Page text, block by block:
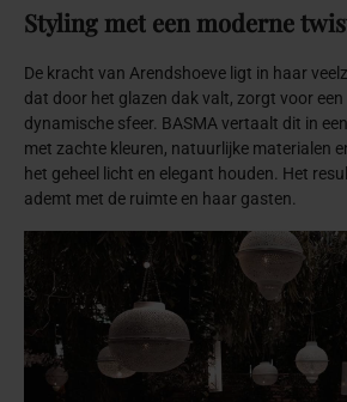
Stylingmet eenmoderne
De kracht van Arendshoeve ligt in haar
dat door het glazen dak valt, zorgt voor een
dynamische sfeer. BASMA vertaalt dit in
met zachte kleuren, natuurlijke materialen
het geheel licht en elegant houden. Het
ademt met de ruimte en haar gasten.